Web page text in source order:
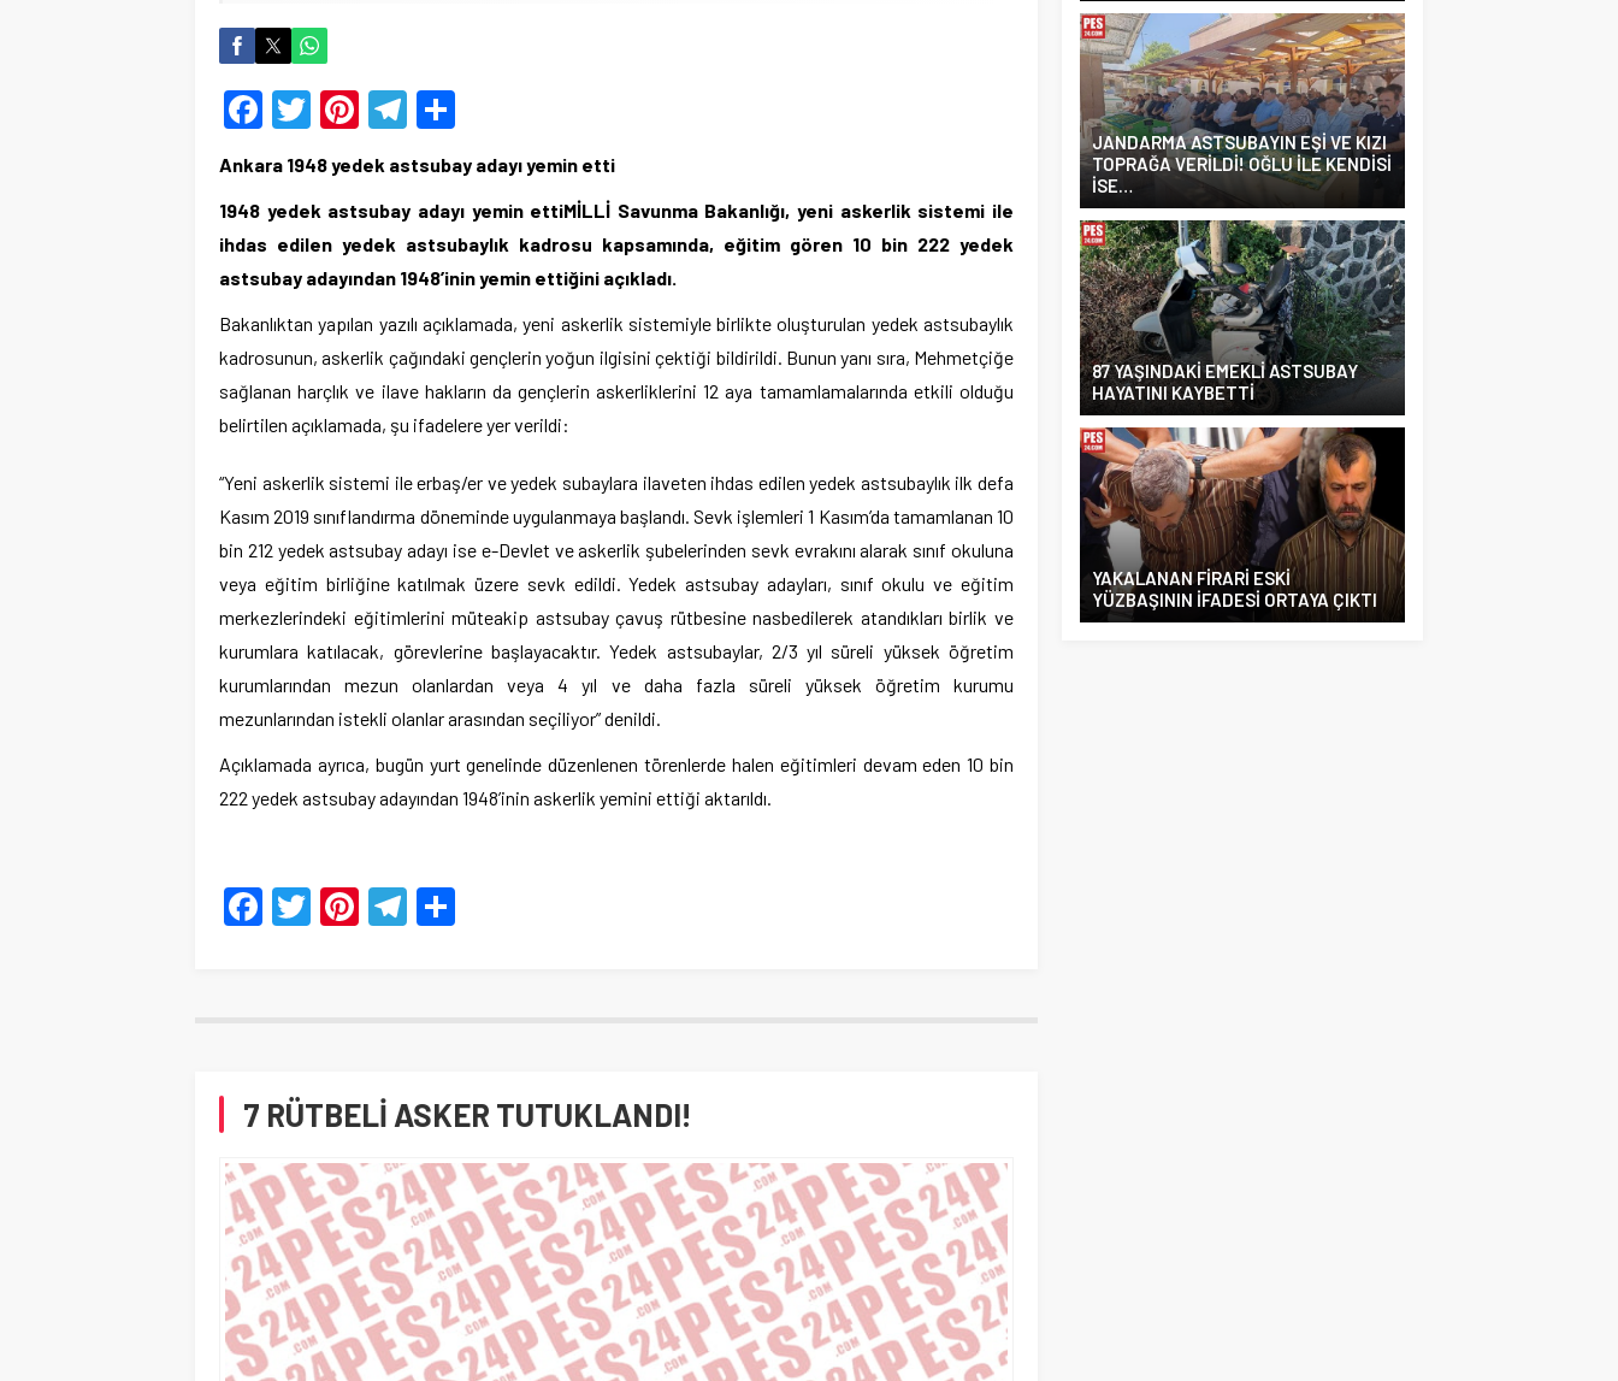
Facebook
Twitter
Pinterest
Telegram
Ankara 1948 yedek astsubay adayı yemin etti
1948 yedek astsubay adayı yemin ettiMİLLİ Savunma Bakanlığı, yeni askerlik sistemi ile
ihdas edilen yedek astsubaylık kadrosu kapsamında, eğitim gören 10 bin 222 yedek
astsubay adayından 1948’inin yemin ettiğini açıkladı.
Bakanlıktan yapılan yazılı açıklamada, yeni askerlik sistemiyle birlikte oluşturulan yedek astsubaylık
kadrosunun, askerlik çağındaki gençlerin yoğun ilgisini çektiği bildirildi. Bunun yanı sıra, Mehmetçiğe
sağlanan harçlık ve ilave hakların da gençlerin askerliklerini 12 aya tamamlamalarında etkili olduğu
belirtilen açıklamada, şu ifadelere yer verildi:
“Yeni askerlik sistemi ile erbaş/er ve yedek subaylara ilaveten ihdas edilen yedek astsubaylık ilk defa
Kasım 2019 sınıflandırma döneminde uygulanmaya başlandı. Sevk işlemleri 1 Kasım’da tamamlanan 10
bin 212 yedek astsubay adayı ise e-Devlet ve askerlik şubelerinden sevk evrakını alarak sınıf okuluna
veya eğitim birliğine katılmak üzere sevk edildi. Yedek astsubay adayları, sınıf okulu ve eğitim
merkezlerindeki eğitimlerini müteakip astsubay çavuş rütbesine nasbedilerek atandıkları birlik ve
kurumlara katılacak, görevlerine başlayacaktır. Yedek astsubaylar, 2/3 yıl süreli yüksek öğretim
kurumlarından mezun olanlardan veya 4 yıl ve daha fazla süreli yüksek öğretim kurumu
mezunlarından istekli olanlar arasından seçiliyor” denildi.
Açıklamada ayrıca, bugün yurt genelinde düzenlenen törenlerde halen eğitimleri devam eden 10 bin
222 yedek astsubay adayından 1948’inin askerlik yemini ettiği aktarıldı.
Facebook
Twitter
Pinterest
Telegram
7 RÜTBELİ ASKER TUTUKLANDI!
JANDARMA ASTSUBAYIN EŞİ VE KIZI
TOPRAĞA VERİLDİ! OĞLU İLE KENDİSİ
İSE…
87 YAŞINDAKİ EMEKLİ ASTSUBAY
HAYATINI KAYBETTİ
YAKALANAN FİRARİ ESKİ
YÜZBAŞININ İFADESİ ORTAYA ÇIKTI